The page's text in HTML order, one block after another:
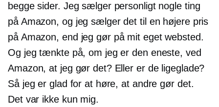
begge sider. Jeg sælger personligt nogle ting
på Amazon, og jeg sælger det til en højere pris
på Amazon, end jeg gør på mit eget websted.
Og jeg tænkte på, om jeg er den eneste, ved
Amazon, at jeg gør det? Eller er de ligeglade?
Så jeg er glad for at høre, at andre gør det.
Det var ikke kun mig.